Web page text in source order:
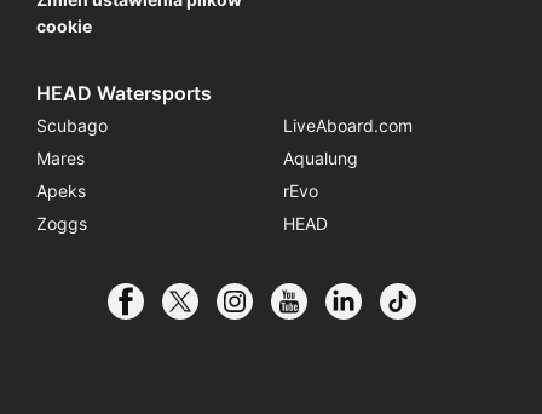
cookie
HEAD Watersports
Scubago
LiveAboard.com
Mares
Aqualung
Apeks
rEvo
Zoggs
HEAD